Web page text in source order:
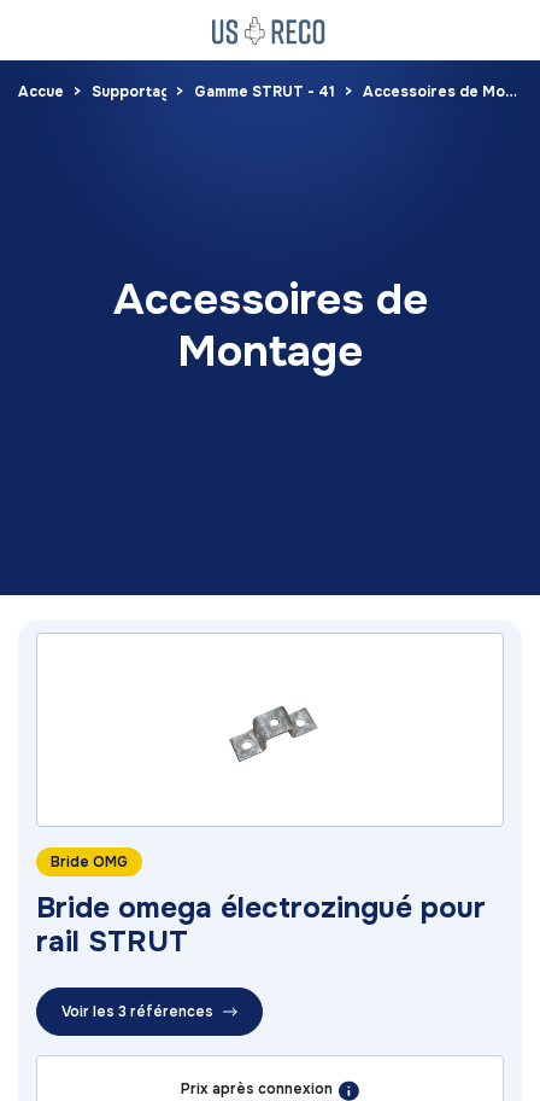
Accueil Supportage Gamme STRUT - 41x41 Accessoires de Montage
Accessoires de
Montage
Bride OMG
Bride omega électrozingué pour
rail STRUT
Voir les 3 références
Prix après connexion